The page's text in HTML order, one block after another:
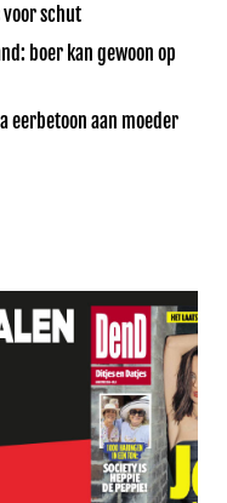
voor schut
boer kan gewoon op
eerbetoon aan moeder